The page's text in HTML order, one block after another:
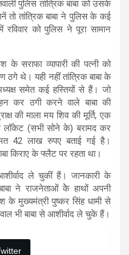
पुलिस तांत्रिक बाबा को उसके
तो तांत्रिक बाबा ने पुलिस के कई
को पुलिस ने पूरा सामान
सराफा व्यापारी की पत्नी को
थे। यही नहीं तांत्रिक बाबा के
समेत कई हस्तियों से हैं। जो
कर ठगी करने वाले बाबा की
की माला मय शिव की मूर्ति, एक
(सभी सोने के) बरामद कर
42 लाख रुपए बताई गई है।
किराए के फ्लैट पर रहता था।
आशीर्वाद ले चुकीं हैं। जानकारी के
ने राजनेताओं केे हाथों अपनी
के मुख्यमंत्री पुष्कर सिंह धामी से
भी बाबा से आशीर्वाद ले चुके हैं।